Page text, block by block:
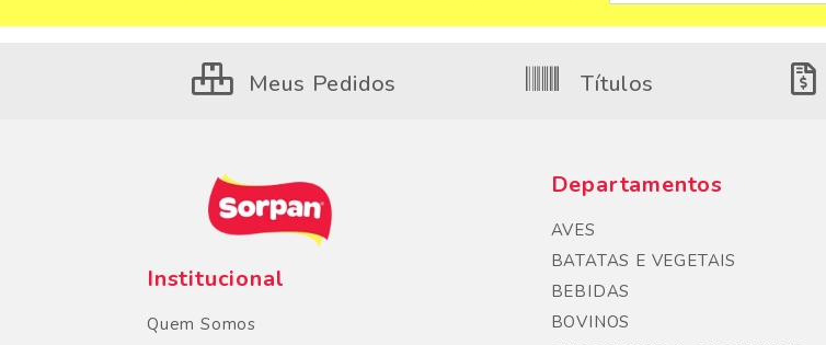
Meus Pedidos Títulos
Institucional
Quem Somos
Departamentos
AVES
BATATAS E VEGETAIS
BEBIDAS
BOVINOS